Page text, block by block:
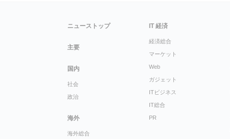
ニューストップ
主要
国内
社会
政治
海外
海外総合
IT 経済
経済総合
マーケット
Web
ガジェット
ITビジネス
IT総合
PR